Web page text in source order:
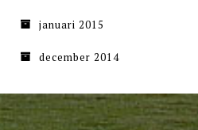
januari 2015
december 2014